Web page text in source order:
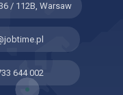
/ 112B, Warsaw
644 002